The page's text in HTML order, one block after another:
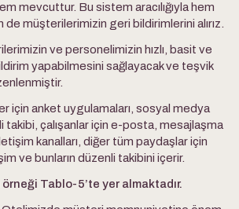
mevcuttur. Bu sistem aracılığıyla hem
müşterilerimizin geri bildirimlerini alırız.
ve personelimizin hızlı, basit ve
yapabilmesini sağlayacak ve teşvik
için anket uygulamaları, sosyal medya
takibi, çalışanlar için e-posta, mesajlaşma
kanalları, diğer tüm paydaşlar için
ve bunların düzenli takibini içerir.
Tablo-5’te yer almaktadır.